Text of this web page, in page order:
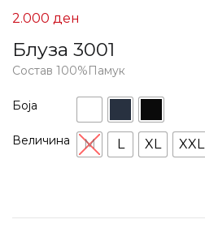
Блуза 3001
2.000 ден
Состав 100%Памук
Боја
Величина M L XL XXL